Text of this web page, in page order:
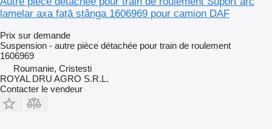
lamelar axa față stânga 1606969 pour camion DAF
Prix sur demande
Suspension - autre pièce détachée pour train de roulement
1606969
Roumanie, Cristesti
ROYAL DRU AGRO S.R.L.
Contacter le vendeur